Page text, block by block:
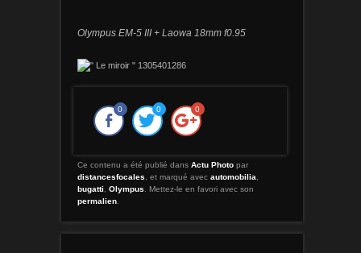
Olympus EM-5 III + Laowa 18mm f0.95
0 0 0
Ce contenu a été publié dans Actu Photopar
distancesfocales , et marqué avec automobilia
bugatti
Olympus . Mettez-le en favori avec son
permalien.